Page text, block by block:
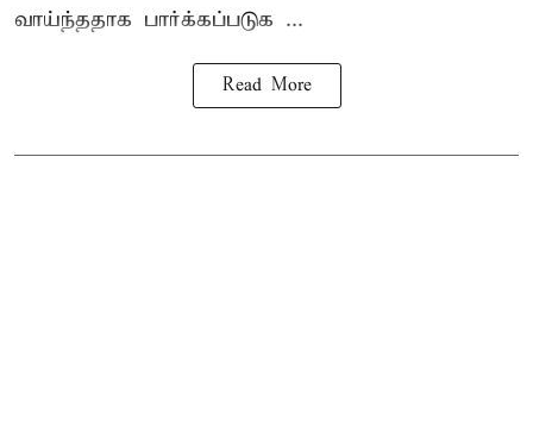
வாய்ந்ததாக பார்க்கப்படுக ...
Read More